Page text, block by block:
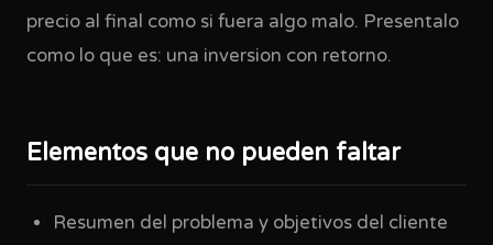
precio al final como si fuera algo malo. Presentalo
como lo que es: una inversion con retorno.
Elementos que no pueden faltar
Resumen del problema y objetivos del cliente